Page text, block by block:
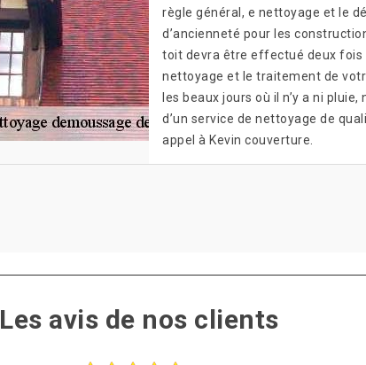
règle général, e nettoyage et le
d’ancienneté pour les
toit devra être effectué deux fois
nettoyage et le traitement de
les beaux jours où il n’y a ni
d’un service de nettoyage de
appel à Kevin couverture.
Les avis de nos clients